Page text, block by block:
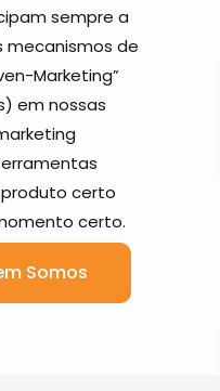
sempre a
mecanismos de
Marketing”
em nossas
certo
certo.
Somos